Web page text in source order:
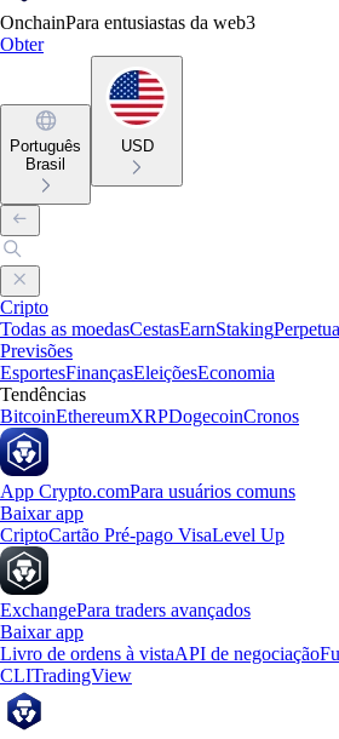
OnchainPara entusiastas da web3
Obter
Português
Brasil
USD
Cripto
Todas as moedasCestasEarnStaking
Previsões
EsportesFinançasEleiçõesEconomia
Tendências
BitcoinEthereumXRPDogecoinCronos
App Crypto.comPara usuários comuns
Baixar app
CriptoCartão Pré-pago VisaLevel Up
ExchangePara traders avançados
Baixar app
Livro de ordens à vistaAPI de negociação
CLITradingView